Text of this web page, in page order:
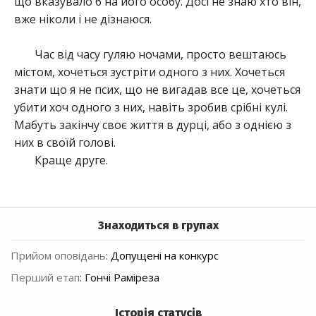
вже ніколи і не дізнаюся.
Час від часу гуляю ночами, просто вештаюсь
містом, хочеться зустріти одного з них. Хочеться
знати що я не псих, що не вигадав все це, хочеться
убити хоч одного з них, навіть зробив срібні кулі.
Мабуть закінчу своє життя в дурці, або з однією з
них в своїй голові.
Краще друге.
Знаходиться в групах
Прийом оповідань: Допущені на конкурс
Перший етап: Гончі Раміреза
Історія статусів